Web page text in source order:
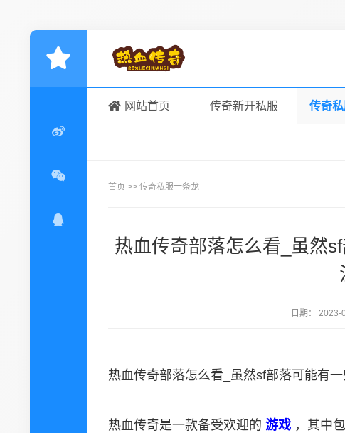
网站首页 传奇新开私服 传奇
首页 >> 传奇私服一条龙
热血传奇部落怎么看_虽然
日期： 2023-
热血传奇部落怎么看_虽然sf部落可能有
热血传奇是一款备受欢迎的 游戏 ，其中